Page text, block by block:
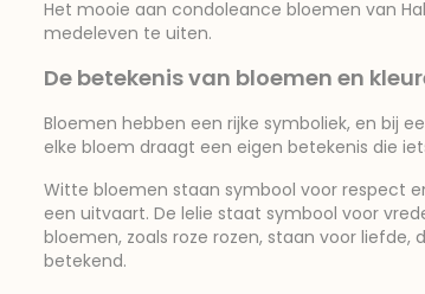
Het mooie aan condoleance bloemen van
medeleven te uiten.
De betekenis van bloemen en
Bloemen hebben een rijke symboliek, en bij
elke bloem draagt een eigen betekenis die
Witte bloemen staan symbool voor respect
een uitvaart. De lelie staat symbool voor
bloemen, zoals roze rozen, staan voor
betekend.